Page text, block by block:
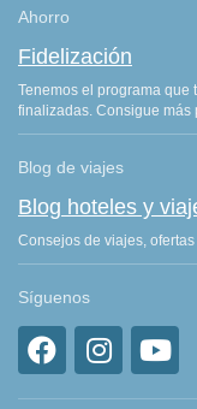
Ahorro
Fidelización
Tenemos el programa que
finalizadas. Consigue más
Blog de viajes
Blog hoteles y
Consejos de viajes,
Síguenos